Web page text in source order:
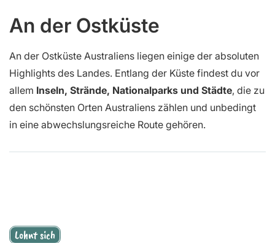
An der Ostküste
An der Ostküste Australiens liegen einige der absoluten
Highlights des Landes. Entlang der Küste findest du vor
allem Inseln, Strände, Nationalparks und Städte, die zu
den schönsten Orten Australiens zählen und unbedingt
in eine abwechslungsreiche Route gehören.
Lohnt sich